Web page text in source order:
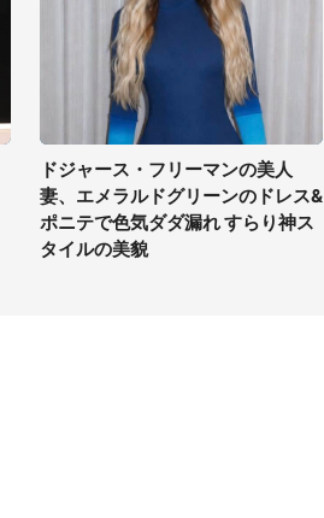
ドジャース・フリーマンの美人
妻、エメラルドグリーンのドレス&
ポニテで色気ダダ漏れ すらり神ス
タイルの美貌